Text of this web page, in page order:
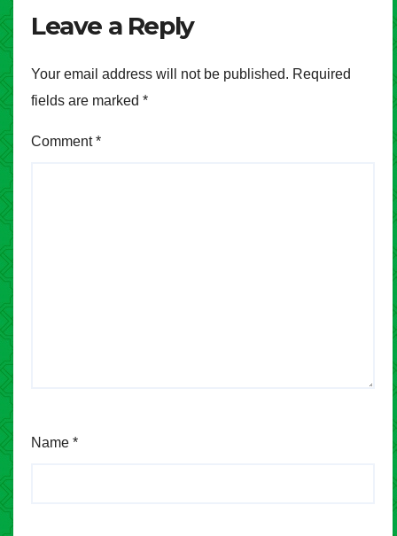
Leave a Reply
Your email address will not be published. Required
fields are marked *
Comment*
Name *